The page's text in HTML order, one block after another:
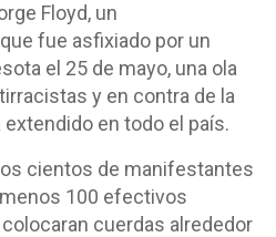
Floyd, un
fue asfixiado por un
el 25 de mayo, una ola
y en contra de la
en todo el país.
cientos de manifestantes
100 efectivos
cuerdas alrededor